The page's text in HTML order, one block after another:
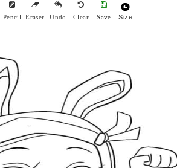
Pencil Eraser Undo Clear Save Size